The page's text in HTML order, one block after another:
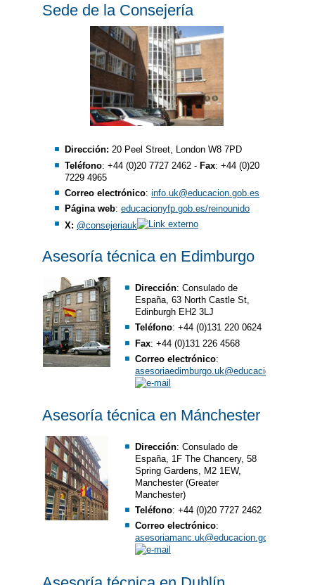
Sede de la Consejería
Dirección: 20 Peel Street, London W8 7PD
Teléfono: +44 (0)20 7727 2462 - Fax: +44 (0)20
7229 4965
Correo electrónico: info.uk@educacion.gob.es
Página web: educacionyfp.gob.es/reinounido
X: @consejeriauk
Asesoría técnica en Edimburgo
Dirección: Consulado de
España, 63 North Castle St,
Edinburgh EH2 3LJ
Teléfono: +44 (0)131 220 0624
Fax: +44 (0)131 226 4568
Correo electrónico:
asesoriaedimburgo.uk@educacion.gob.es
Asesoría técnica en Mánchester
Dirección: ​Consulado de
España, 1F The Chancery, 58
Spring Gardens, M2 1EW,
Manchester (Greater
Manchester)
Teléfono: +44 (0)20 7727 2462
Correo electrónico:
asesoriamanc.uk@educacion.gob.es